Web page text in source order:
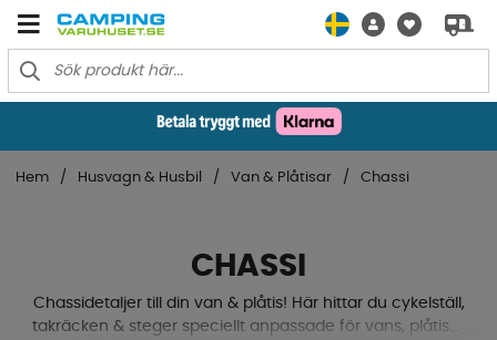
Hem Husvagn & Husbil Van & Plåtisar Chassi
CHASSI
Chassidetaljer till din van & plåtis! Här hittar du cykelställ,
takräcken & steger speciellt anpassade för vans, plåtisar